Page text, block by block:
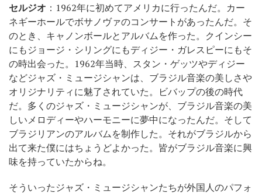
セルジオ ：1962年に初めてアメリカに行ったんだ。カー
ネギーホールでボサノヴァのコンサートがあったんだ。そ
のとき、キャノンボールとアルバムを作った。クインシー
にもジョージ・シリングにもディジー・ガレスピーにもそ
の時出会った。1962年当時、スタン・ゲッツやディジー
などジャズ・ミュージシャンは、ブラジル音楽の美しさや
オリジナリティに魅了されていた。ビバップの後の時代
だ。多くのジャズ・ミュージシャンが、ブラジル音楽の美
しいメロディーやハーモニーに夢中になったんだ。そして
ブラジリアンのアルバムを制作した。それがブラジルから
出て来た僕にはちょうどよかった。皆がブラジル音楽に興
味を持っていたからね。
そういったジャズ・ミュージシャンたちが外国人のパフォ